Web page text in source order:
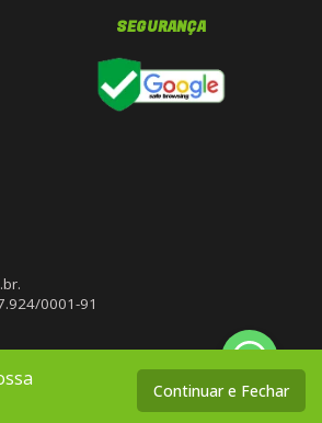
SEGURANÇA
0001-91
Continuar e Fechar